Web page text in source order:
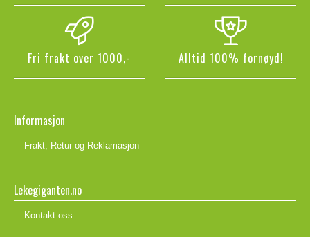
Fri frakt over 1000,- Alltid 100% fornøyd!
Informasjon
Frakt, Retur og Reklamasjon
Lekegiganten.no
Kontakt oss